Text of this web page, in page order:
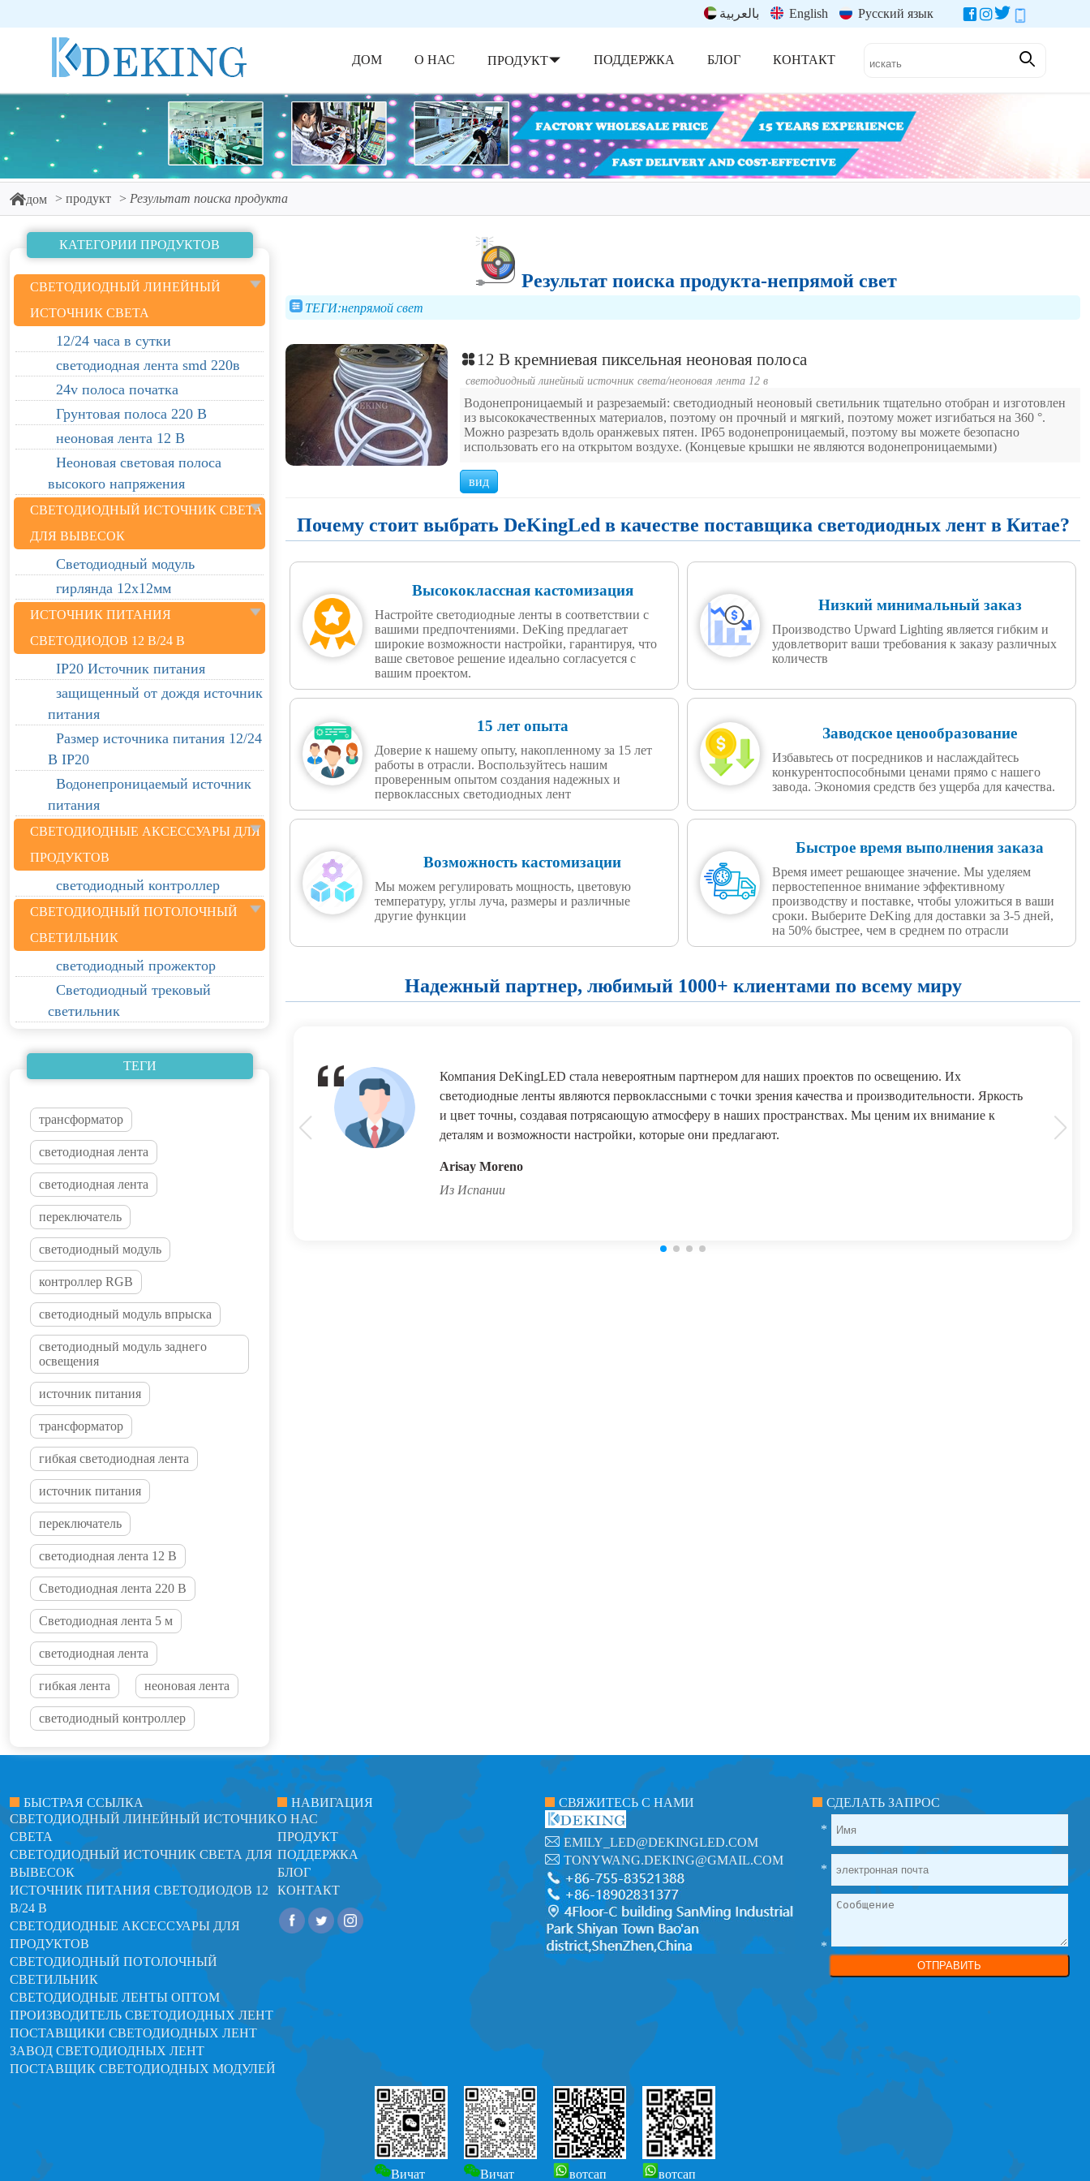
بالعربية English Русский язык
ДОМ О НАС ПРОДУКТ ПОДДЕРЖКА БЛОГ КОНТАКТ
дом продукт Результат поиска продукта
КАТЕГОРИИ ПРОДУКТОВ
СВЕТОДИОДНЫЙ ЛИНЕЙНЫЙ
ИСТОЧНИК СВЕТА
12/24 часа в сутки
светодиодная лента smd 220в
24v полоса початка
Грунтовая полоса 220 В
неоновая лента 12 В
Неоновая световая полоса
высокого напряжения
СВЕТОДИОДНЫЙ ИСТОЧНИК СВЕТА
ДЛЯ ВЫВЕСОК
Светодиодный модуль
гирлянда 12х12мм
ИСТОЧНИК ПИТАНИЯ
СВЕТОДИОДОВ 12 В/24 В
IP20 Источник питания
защищенный от дождя источник
питания
Размер источника питания 12/24
В IP20
Водонепроницаемый источник
питания
СВЕТОДИОДНЫЕ АКСЕССУАРЫ ДЛЯ
ПРОДУКТОВ
светодиодный контроллер
СВЕТОДИОДНЫЙ ПОТОЛОЧНЫЙ
СВЕТИЛЬНИК
светодиодный прожектор
Светодиодный трековый
светильник
ТЕГИ
трансформатор
светодиодная лента
светодиодная лента
переключатель
светодиодный модуль
контроллер RGB
светодиодный модуль впрыска
светодиодный модуль заднего
освещения
источник питания
трансформатор
гибкая светодиодная лента
источник питания
переключатель
светодиодная лента 12 В
Светодиодная лента 220 В
Светодиодная лента 5 м
светодиодная лента
гибкая лента неоновая лента
светодиодный контроллер
Результат поиска продукта-непрямой свет
ТЕГИ:непрямой свет
12 В кремниевая пиксельная неоновая полоса
светодиодный линейный источник света/неоновая лента 12 в
Водонепроницаемый и разрезаемый: светодиодный неоновый светильник тщательно отобран и изготовлен
из высококачественных материалов, поэтому он прочный и мягкий, поэтому может изгибаться на 360 °.
Можно разрезать вдоль оранжевых пятен. IP65 водонепроницаемый, поэтому вы можете безопасно
использовать его на открытом воздухе. (Концевые крышки не являются водонепроницаемыми)
вид
Почему стоит выбрать DeKingLed в качестве поставщика светодиодных лент в Китае?
Высококлассная кастомизация
Настройте светодиодные ленты в соответствии с
вашими предпочтениями. DeKing предлагает
широкие возможности настройки, гарантируя, что
ваше световое решение идеально согласуется с
вашим проектом.
Низкий минимальный заказ
Производство Upward Lighting является гибким и
удовлетворит ваши требования к заказу различных
количеств
15 лет опыта
Доверие к нашему опыту, накопленному за 15 лет
работы в отрасли. Воспользуйтесь нашим
проверенным опытом создания надежных и
первоклассных светодиодных лент
Заводское ценообразование
Избавьтесь от посредников и наслаждайтесь
конкурентоспособными ценами прямо с нашего
завода. Экономия средств без ущерба для качества.
Возможность кастомизации
Мы можем регулировать мощность, цветовую
температуру, углы луча, размеры и различные
другие функции
Быстрое время выполнения заказа
Время имеет решающее значение. Мы уделяем
первостепенное внимание эффективному
производству и поставке, чтобы уложиться в ваши
сроки. Выберите DeKing для доставки за 3-5 дней,
на 50% быстрее, чем в среднем по отрасли
Надежный партнер, любимый 1000+ клиентами по всему миру
Компания DeKingLED стала невероятным партнером для наших проектов по освещению. Их
светодиодные ленты являются первоклассными с точки зрения качества и производительности. Яркость
и цвет точны, создавая потрясающую атмосферу в наших пространствах. Мы ценим их внимание к
деталям и возможности настройки, которые они предлагают.
Arisay Moreno
Из Испании
БЫСТРАЯ ССЫЛКА
СВЕТОДИОДНЫЙ ЛИНЕЙНЫЙ ИСТОЧНИК
СВЕТА
СВЕТОДИОДНЫЙ ИСТОЧНИК СВЕТА ДЛЯ
ВЫВЕСОК
ИСТОЧНИК ПИТАНИЯ СВЕТОДИОДОВ 12
В/24 В
СВЕТОДИОДНЫЕ АКСЕССУАРЫ ДЛЯ
ПРОДУКТОВ
СВЕТОДИОДНЫЙ ПОТОЛОЧНЫЙ
СВЕТИЛЬНИК
СВЕТОДИОДНЫЕ ЛЕНТЫ ОПТОМ
ПРОИЗВОДИТЕЛЬ СВЕТОДИОДНЫХ ЛЕНТ
ПОСТАВЩИКИ СВЕТОДИОДНЫХ ЛЕНТ
ЗАВОД СВЕТОДИОДНЫХ ЛЕНТ
ПОСТАВЩИК СВЕТОДИОДНЫХ МОДУЛЕЙ
НАВИГАЦИЯ
О НАС
ПРОДУКТ
ПОДДЕРЖКА
БЛОГ
КОНТАКТ
СВЯЖИТЕСЬ С НАМИ
EMILY_LED@DEKINGLED.COM
TONYWANG.DEKING@GMAIL.COM
СДЕЛАТЬ ЗАПРОС
*
*
*
ОТПРАВИТЬ
Вичат Вичат вотсап вотсап